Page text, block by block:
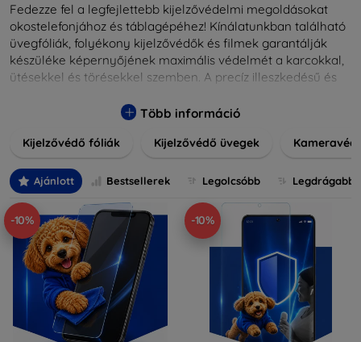
Fedezze fel a legfejlettebb kijelzővédelmi megoldásokat
okostelefonjához és táblagépéhez! Kínálatunkban található
üvegfóliák, folyékony kijelzővédők és filmek garantálják
készüléke képernyőjének maximális védelmét a karcokkal,
ütésekkel és törésekkel szemben. A precíz illeszkedésű és
hanem kristálytiszta képet is biztosítanak, megőrzi a
és stílusú kijelzővédőink közül, hogy a mindennapok során is
fedésről vagy íves kijelzővédelemről, a minőséget szem
előtt tartva kínálunk megoldásokat minden eszközre.
Több információ
Kijelzővédő fóliák Kijelzővédő üvegek
Ajánlott Bestsellerek Legolcsóbb Legdrágabb
-10% -10%